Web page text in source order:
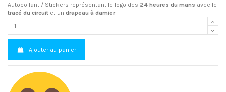
Autocollant / Stickers représentant le logo des 24 heures du mans avec le
tracé du circuit et un drapeau à damier
Ajouter au panier